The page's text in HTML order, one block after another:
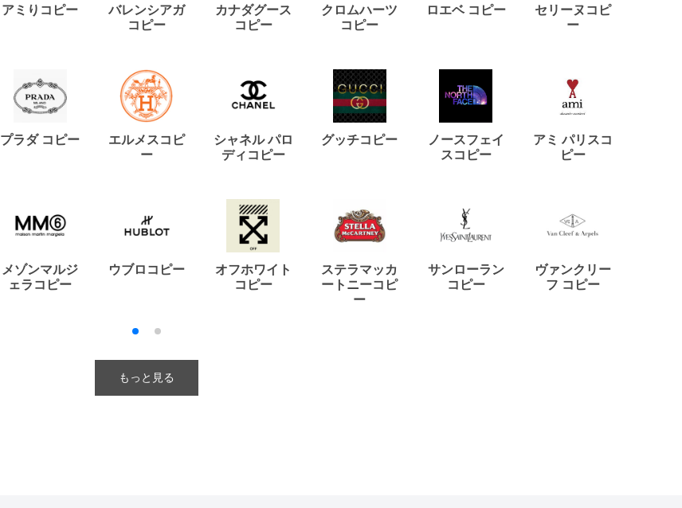
アミりコピー
バレンシアガ
コピー
カナダグース
コピー
クロムハーツ
コピー
ロエベ コピー
セリーヌコピ
ー
プラダ コピー
エルメスコピ
ー
シャネル パロ
ディコピー
グッチコピー
ノースフェイ
スコピー
アミ パリスコ
ピー
メゾンマルジ
ェラコピー
ウブロコピー
オフホワイト
コピー
ステラマッカ
ートニーコピ
ー
サンローラン
コピー
ヴァンクリー
フ コピー
もっと見る